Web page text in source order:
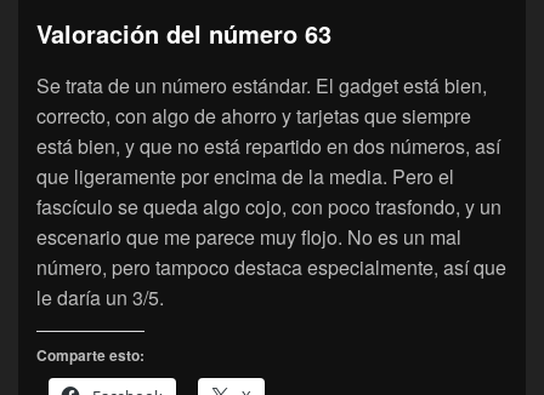
Valoración del número 63
Se trata de un número estándar. El gadget está bien,
correcto, con algo de ahorro y tarjetas que siempre
está bien, y que no está repartido en dos números, así
que ligeramente por encima de la media. Pero el
fascículo se queda algo cojo, con poco trasfondo, y un
escenario que me parece muy flojo. No es un mal
número, pero tampoco destaca especialmente, así que
le daría un 3/5.
Comparte esto: